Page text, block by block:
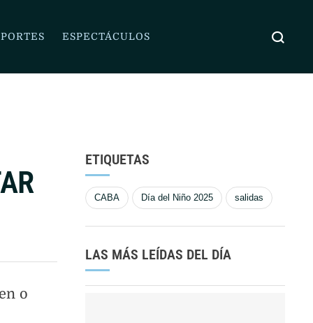
ESPECTÁCULOS
o
ETIQUETAS
CABA Día del Niño 2025 salidas
LAS MÁS LEÍDAS DEL DÍA